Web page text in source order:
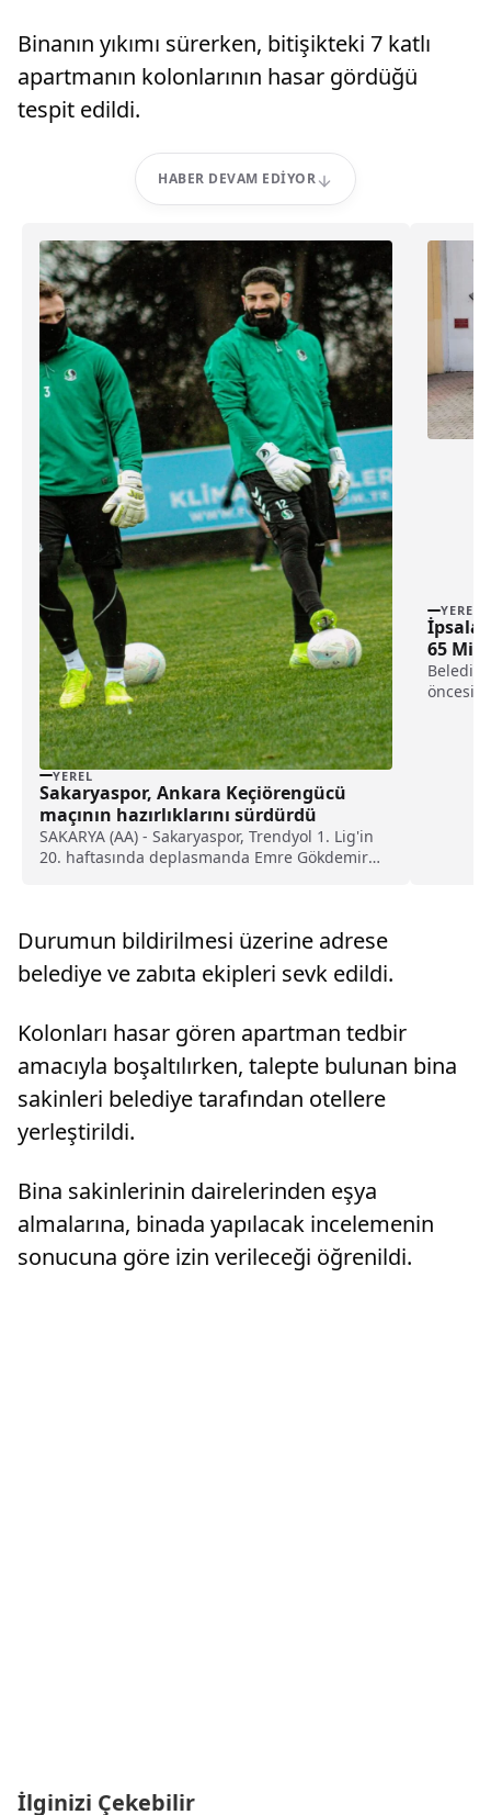
Binanın yıkımı sürerken, bitişikteki 7 katlı
apartmanın kolonlarının hasar gördüğü
tespit edildi.
HABER DEVAM EDIYOR
YEREL
Sakaryaspor, Ankara Keçiörengücü
maçının hazırlıklarını sürdürdü
SAKARYA (AA) - Sakaryaspor, Trendyol 1. Lig'in
20. haftasında deplasmanda Emre Gökdemir
Tesisleri'nde idmana çıkan futbolc...
YEREL
İpsala
65
öncesi
Durumun bildirilmesi üzerine adrese
belediye ve zabıta ekipleri sevk edildi.
Kolonları hasar gören apartman tedbir
amacıyla boşaltılırken, talepte bulunan bina
sakinleri belediye tarafından otellere
yerleştirildi.
Bina sakinlerinin dairelerinden eşya
almalarına, binada yapılacak incelemenin
sonucuna göre izin verileceği öğrenildi.
İlginizi Çekebilir